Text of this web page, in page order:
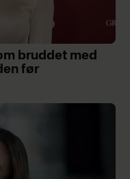
bruddet med
før